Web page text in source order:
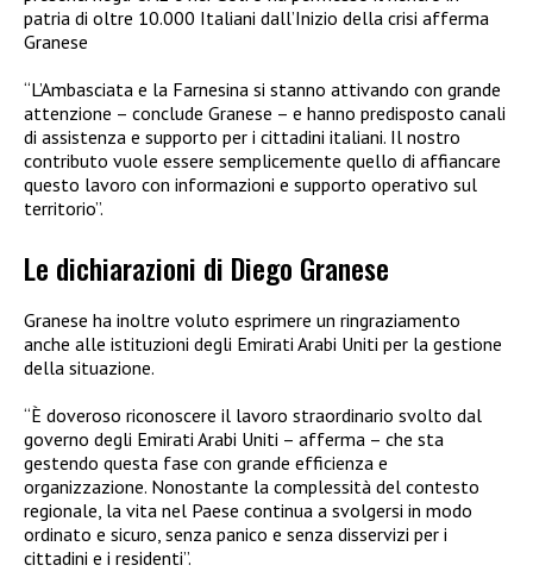
patria di oltre 10.000 Italiani dall’Inizio della crisi afferma
Granese
“L’Ambasciata e la Farnesina si stanno attivando con grande
attenzione – conclude Granese – e hanno predisposto canali
di assistenza e supporto per i cittadini italiani. Il nostro
contributo vuole essere semplicemente quello di affiancare
questo lavoro con informazioni e supporto operativo sul
territorio”.
Le dichiarazioni di Diego Granese
Granese ha inoltre voluto esprimere un ringraziamento
anche alle istituzioni degli Emirati Arabi Uniti per la gestione
della situazione.
“È doveroso riconoscere il lavoro straordinario svolto dal
governo degli Emirati Arabi Uniti – afferma – che sta
gestendo questa fase con grande efficienza e
organizzazione. Nonostante la complessità del contesto
regionale, la vita nel Paese continua a svolgersi in modo
ordinato e sicuro, senza panico e senza disservizi per i
cittadini e i residenti”.